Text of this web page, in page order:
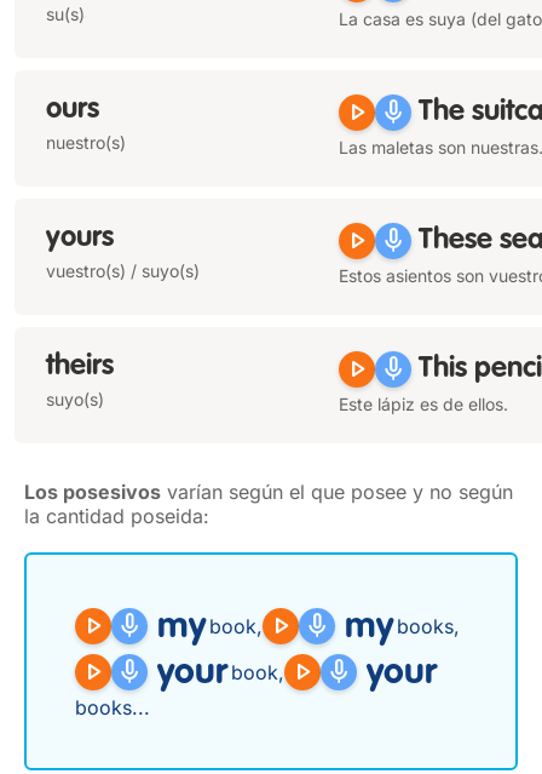
su(s) La casa es suya (del
ours
nuestro(s)
play_arrow mic The
Las maletas son nuestras.
yours
vuestro(s) / suyo(s)
play_arrow mic These
Estos asientos son
theirs
suyo(s)
play_arrow mic This
Este lápiz es de ellos.
Los posesivos varían según el que posee y no según
la cantidad poseida:
play_arrow mic my book, play_arrow mic my books,
play_arrow mic your book, play_arrow mic your
books...